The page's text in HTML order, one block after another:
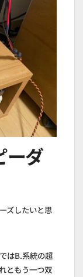
ーダ
ズしたいと思
はB.系統の超
ともう一つ双